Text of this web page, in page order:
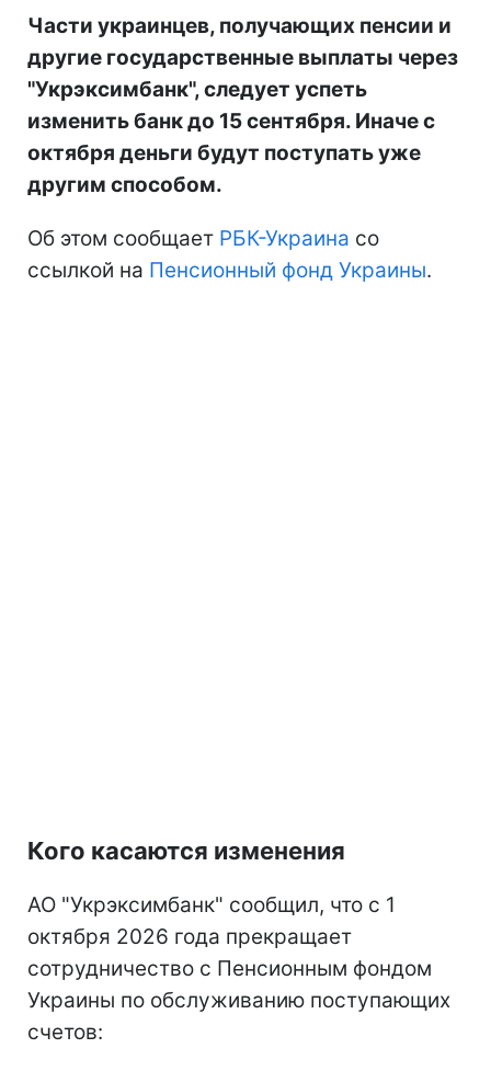
Части украинцев, получающих пенсии и
другие государственные выплаты через
"Укрэксимбанк", следует успеть
изменить банк до 15 сентября. Иначе с
октября деньги будут поступать уже
другим способом.
Об этом сообщает РБК-Украина со
ссылкой на Пенсионный фонд Украины.
Кого касаются изменения
АО "Укрэксимбанк" сообщил, что с 1
октября 2026 года прекращает
сотрудничество с Пенсионным фондом
Украины по обслуживанию поступающих
счетов: